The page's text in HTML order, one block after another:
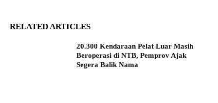
RELATED ARTICLES
20.300 Kendaraan Pelat Luar Masih
Beroperasi di NTB, Pemprov Ajak
Segera Balik Nama